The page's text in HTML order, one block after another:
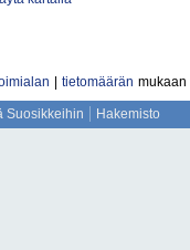
tietomäärän mukaan
Suosikkeihin Hakemisto